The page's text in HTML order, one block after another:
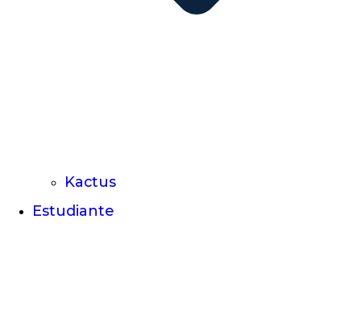
Kactus
Estudiante